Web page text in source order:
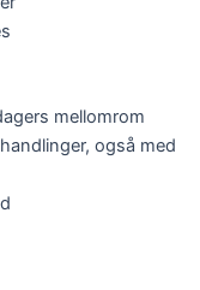
mellomrom
også med